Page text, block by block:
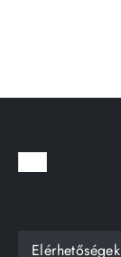
Elérhetőségek